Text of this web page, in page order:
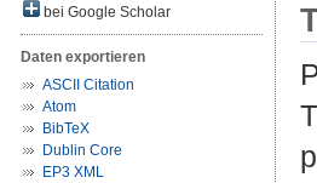
bei Google Scholar
Daten exportieren
ASCII Citation
Atom
BibTeX
Dublin Core
EP3 XML